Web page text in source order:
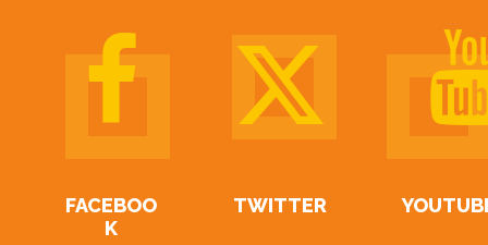
FACEBOO
K
TWITTER